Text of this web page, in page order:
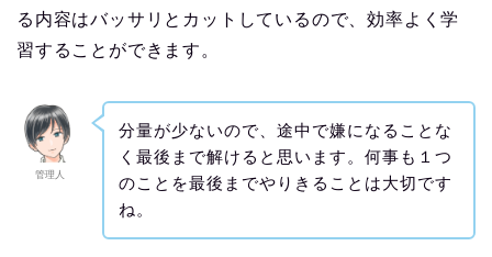
る内容はバッサリとカットしているので、効率よく学
習することができます。
管理人
分量が少ないので、途中で嫌になることな
く最後まで解けると思います。何事も１つ
のことを最後までやりきることは大切です
ね。